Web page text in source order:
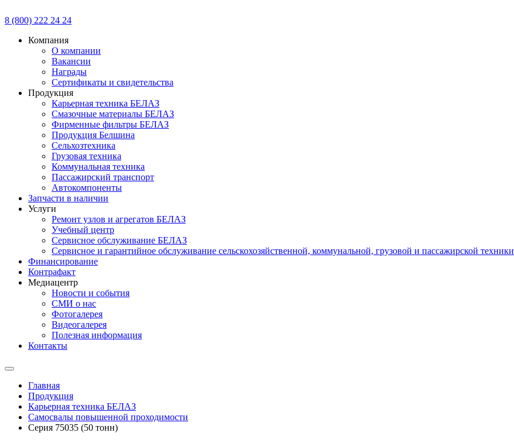
8 (800) 222 24 24
Компания
О компании
Вакансии
Награды
Сертификаты и свидетельства
Продукция
Карьерная техника БЕЛАЗ
Смазочные материалы БЕЛАЗ
Фирменные фильтры БЕЛАЗ
Продукция Белшина
Сельхозтехника
Грузовая техника
Коммунальная техника
Пассажирский транспорт
Автокомпоненты
Запчасти в наличии
Услуги
Ремонт узлов и агрегатов БЕЛАЗ
Учебный центр
Сервисное обслуживание БЕЛАЗ
Сервисное и гарантийное обслуживание сельскохозяйственной, коммунальной, грузовой и пассажирской техники
Финансирование
Контрафакт
Медиацентр
Новости и события
СМИ о нас
Фотогалерея
Видеогалерея
Полезная информация
Контакты
Главная
Продукция
Карьерная техника БЕЛАЗ
Самосвалы повышенной проходимости
Серия 75035 (50 тонн)